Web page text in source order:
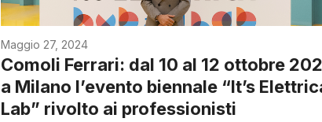
Maggio 27, 2024
Comoli Ferrari: dal 10 al 12 ottobre
a Milano l’evento biennale “It’s
Lab” rivolto ai professionisti